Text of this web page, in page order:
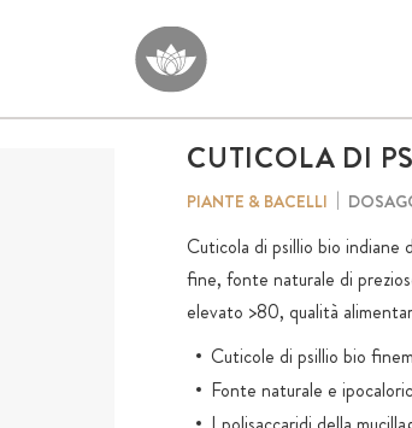
CUTICOLA DI
PIANTE & BACELLI
Cuticola di psillio bio
fine, fonte naturale di
elevato >80, qualità
Cuticole di psillio bio
Fonte naturale e